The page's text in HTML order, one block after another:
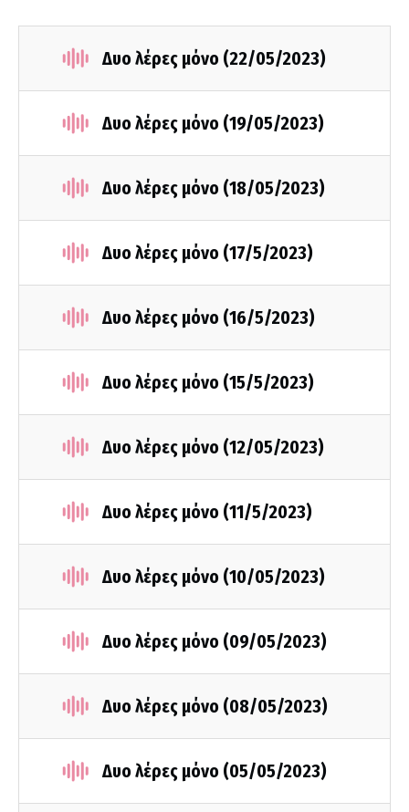
Δυο λέρες μόνο (22/05/2023)
Δυο λέρες μόνο (19/05/2023)
Δυο λέρες μόνο (18/05/2023)
Δυο λέρες μόνο (17/5/2023)
Δυο λέρες μόνο (16/5/2023)
Δυο λέρες μόνο (15/5/2023)
Δυο λέρες μόνο (12/05/2023)
Δυο λέρες μόνο (11/5/2023)
Δυο λέρες μόνο (10/05/2023)
Δυο λέρες μόνο (09/05/2023)
Δυο λέρες μόνο (08/05/2023)
Δυο λέρες μόνο (05/05/2023)